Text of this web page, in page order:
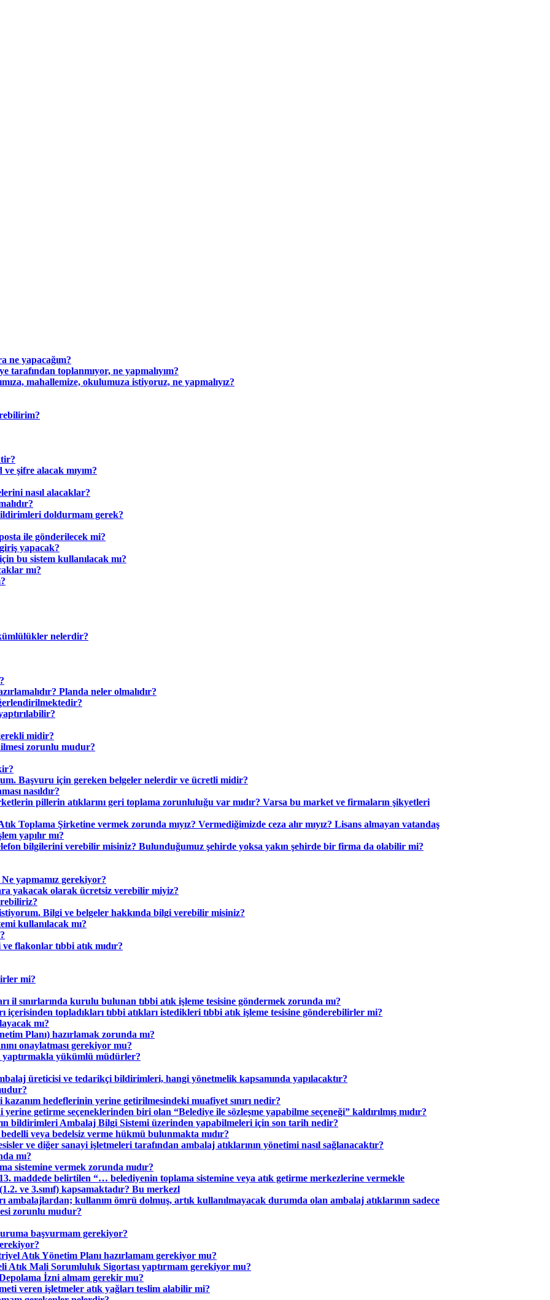
ne yapacağım?
toplanmıyor, ne yapmalıyım?
mahallemize, okulumuza istiyoruz, ne yapmalıyız?
şifre alacak mıyım?
nasıl alacaklar?
doldurmam gerek?
ile gönderilecek mi?
yapacak?
bu sistem kullanılacak mı?
mı?
nelerdir?
Planda neler olmalıdır?
midir?
zorunlu mudur?
Başvuru için gereken belgeler nelerdir ve ücretli midir?
nasıldır?
pillerin atıklarını geri toplama zorunluluğu var mıdır? Varsa bu market ve firmaların şikyetleri
Toplama Şirketine vermek zorunda mıyız? Vermediğimizde ceza alır mıyız? Lisans almayan vatandaş
yapılır mı?
bilgilerini verebilir misiniz? Bulunduğumuz şehirde yoksa yakın şehirde bir firma da olabilir mi?
yapmamız gerekiyor?
yakacak olarak ücretsiz verebilir miyiz?
Bilgi ve belgeler hakkında bilgi verebilir misiniz?
kullanılacak mı?
flakonlar tıbbi atık mıdır?
mi?
il sınırlarında kurulu bulunan tıbbi atık işleme tesisine göndermek zorunda mı?
içerisinden topladıkları tıbbi atıkları istedikleri tıbbi atık işleme tesisine gönderebilirler mi?
mı?
Planı) hazırlamak zorunda mı?
onaylatması gerekiyor mu?
yaptırmakla yükümlü müdürler?
üreticisi ve tedarikçi bildirimleri, hangi yönetmelik kapsamında yapılacaktır?
hedeflerinin yerine getirilmesindeki muafiyet sınırı nedir?
getirme seçeneklerinden biri olan “Belediye ile sözleşme yapabilme seçeneği” kaldırılmış mıdır?
bildirimleri Ambalaj Bilgi Sistemi üzerinden yapabilmeleri için son tarih nedir?
veya bedelsiz verme hükmü bulunmakta mıdır?
ve diğer sanayi işletmeleri tarafından ambalaj atıklarının yönetimi nasıl sağlanacaktır?
mı?
sistemine vermek zorunda mıdır?
maddede belirtilen “… belediyenin toplama sistemine veya atık getirme merkezlerine vermekle
ve 3.sınıf) kapsamaktadır? Bu merkezl
ambalajlardan; kullanım ömrü dolmuş, artık kullanılmayacak durumda olan ambalaj atıklarının sadece
zorunlu mudur?
başvurmam gerekiyor?
Atık Yönetim Planı hazırlamam gerekiyor mu?
Atık Mali Sorumluluk Sigortası yaptırmam gerekiyor mu?
İzni almam gerekir mu?
veren işletmeler atık yağları teslim alabilir mi?